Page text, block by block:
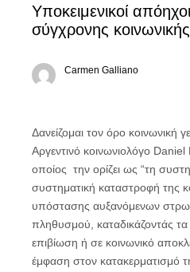
Υποκειμενικοί
σύγχρονης
Carmen Galliano
Δανείζομαι τον όρο κοινωνική
Αργεντινό κοινωνιολόγο
οποίος την ορίζει ως “τη
συστηματική καταστροφή της
υπόστασης αυξανόμενων
πληθυσμού, καταδικάζοντάς
επιβίωση ή σε κοινωνικό
έμφαση στον κατακερματισμό